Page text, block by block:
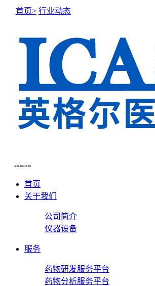
400-182-9001
首页
关于我们
公司简介
仪器设备
服务
药物研发服务平台
药物分析服务平台
NEWS CENTER
首页> 行业动态